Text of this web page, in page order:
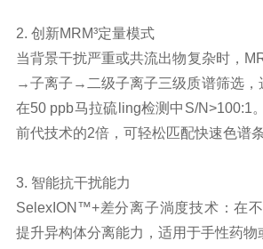
2. 创新MRM³定量模式
当背景干扰严重或共流出物复杂时，
→子离子→二级子离子三级质谱筛选，
在50 ppb马拉硫ling检测中S/N>100:1
前代技术的2倍，可轻松匹配快速色谱条
3. 智能抗干扰能力
SelexION™+差分离子淌度技术：在
提升异构体分离能力，适用于手性药物